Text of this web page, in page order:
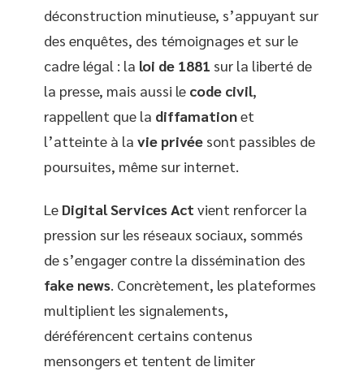
déconstruction minutieuse, s’appuyant sur
des enquêtes, des témoignages et sur le
cadre légal : la loi de 1881 sur la liberté de
la presse, mais aussi le code civil,
rappellent que la diffamationet
l’atteinte à la vie privée sont passibles de
poursuites, même sur internet.
Le Digital Services Act vient renforcer la
pression sur les réseaux sociaux, sommés
de s’engager contre la dissémination des
fake news. Concrètement, les plateformes
multiplient les signalements,
déréférencent certains contenus
mensongers et tentent de limiter